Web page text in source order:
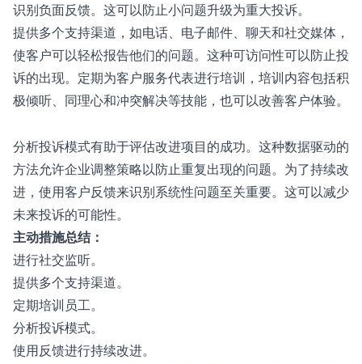
识别负面反馈。这可以防止小问题升级为重大投诉。
提供多个支持渠道，如电话、电子邮件、聊天和社交媒体，
使客户可以轻松报告他们的问题。这种可访问性可以防止投
诉的出现。定期为客户服务代表进行培训，培训内容包括积
极倾听、同理心和冲突解决等技能，也可以改善客户体验。
分析投诉模式有助于评估改进项目的成功。这种数据驱动的
方法允许企业调整策略以防止重复出现的问题。为了持续改
进，使用客户反馈来识别系统性问题至关重要。这可以减少
未来投诉的可能性。
主动措施总结：
进行社交监听。
提供多个支持渠道。
定期培训员工。
分析投诉模式。
使用反馈进行持续改进。